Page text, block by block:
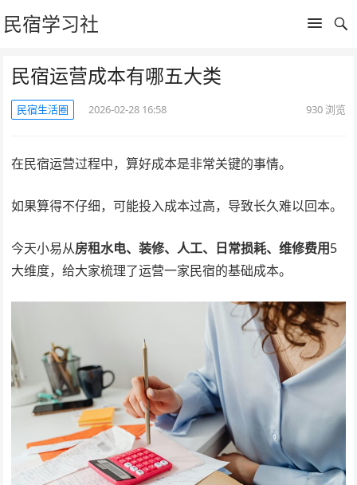
民宿学习社
民宿运营成本有哪五大类
民宿生活圈 2026-02-28 16:58 930浏览
在民宿运营过程中，算好成本是非常关键的事情。
如果算得不仔细，可能投入成本过高，导致长久难以回本。
今天小易从房租水电、装修、人工、日常损耗、维修费用5
大维度，给大家梳理了运营一家民宿的基础成本。